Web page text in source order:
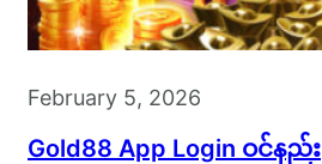
February 5, 2026
Gold88 App Login ဝင်နည်း